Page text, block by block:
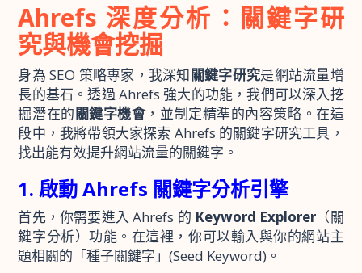
Ahrefs 深度分析：關鍵字研
究與機會挖掘
身為 SEO 策略專家，我深知關鍵字研究是網站流量增
長的基石。透過 Ahrefs 強大的功能，我們可以深入挖
掘潛在的關鍵字機會，並制定精準的內容策略。在這
段中，我將帶領大家探索 Ahrefs 的關鍵字研究工具，
找出能有效提升網站流量的關鍵字。
1. 啟動 Ahrefs 關鍵字分析引擎
首先，你需要進入 Ahrefs 的 Keyword Explorer （關
鍵字分析）功能。在這裡，你可以輸入與你的網站主
題相關的「種子關鍵字」(Seed Keyword)。